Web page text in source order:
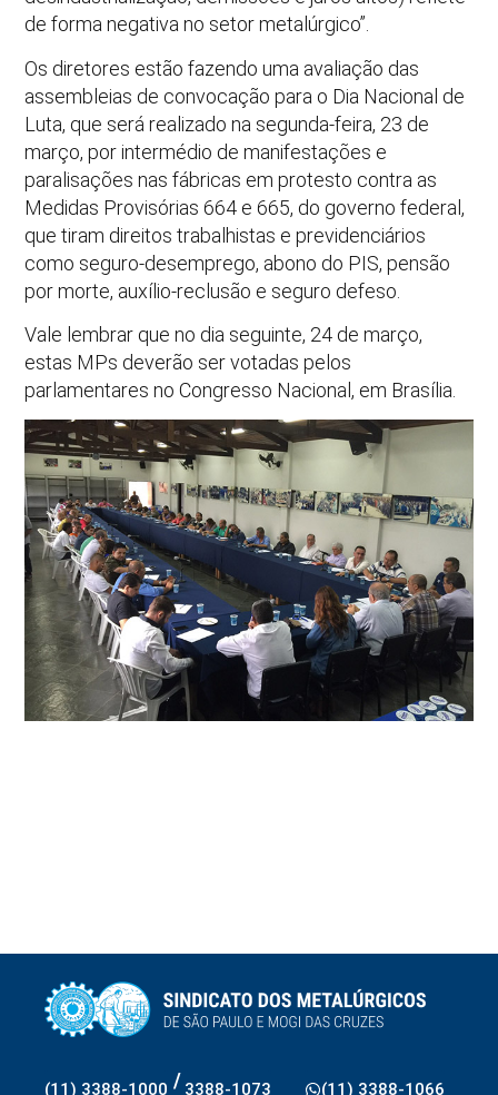
de forma negativa no setor metalúrgico”.
Os diretores estão fazendo uma avaliação das
assembleias de convocação para o Dia Nacional de
Luta, que será realizado na segunda-feira, 23 de
março, por intermédio de manifestações e
paralisações nas fábricas em protesto contra as
Medidas Provisórias 664 e 665, do governo federal,
que tiram direitos trabalhistas e previdenciários
como seguro-desemprego, abono do PIS, pensão
por morte, auxílio-reclusão e seguro defeso.
Vale lembrar que no dia seguinte, 24 de março,
estas MPs deverão ser votadas pelos
parlamentares no Congresso Nacional, em Brasília.
(11) 3388-1000 / 3388-1073 (11) 3388-1066